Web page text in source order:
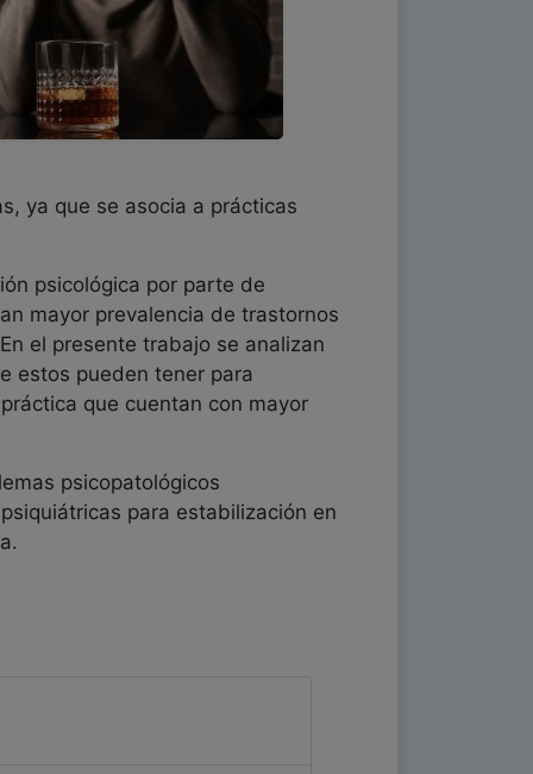
ya que se asocia a prácticas
psicológica por parte de
mayor prevalencia de trastornos
el presente trabajo se analizan
estos pueden tener para
que cuentan con mayor
psicopatológicos
para estabilización en